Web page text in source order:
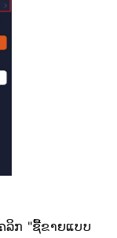
ລິກ "ຊື້ຂາຍແບບ